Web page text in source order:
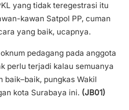
yang tidak teregestrasi itu
kawan Satpol PP, cuman
yang baik, ucapnya.
pedagang pada anggota
perlu terjadi kalau semuanya
baik–baik, pungkas Wakil
kota Surabaya ini. (JB01)